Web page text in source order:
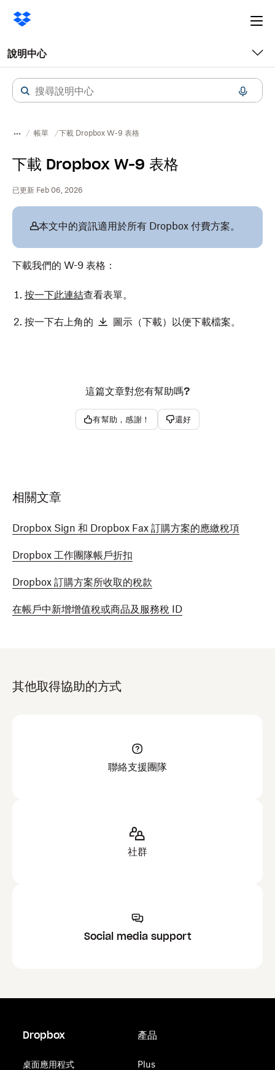
說明中心
帳單 下載 Dropbox W-9 表格
下載 Dropbox W-9 表格
已更新 Feb 06, 2026
本文中的資訊適用於所有 Dropbox 付費方案。
下載我們的 W-9 表格：
按一下此連結查看表單。
按一下右上角的 圖示（下載）以便下載檔案。
這篇文章對您有幫助嗎?
有幫助，感謝！ 還好
相關文章
Dropbox Sign 和 Dropbox Fax 訂購方案的應繳稅項
Dropbox 工作團隊帳戶折扣
Dropbox 訂購方案所收取的稅款
在帳戶中新增增值稅或商品及服務稅 ID
其他取得協助的方式
聯絡支援團隊
社群
Social media support
Dropbox
桌面應用程式
產品
Plus